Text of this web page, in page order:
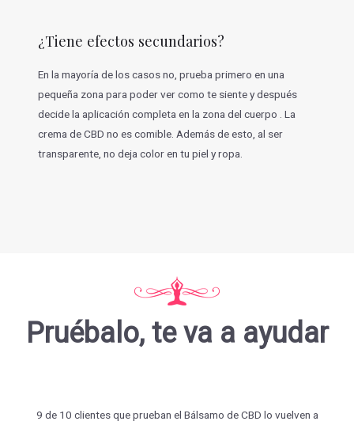
¿Tiene efectos secundarios?
En la mayoría de los casos no, prueba primero en una
pequeña zona para poder ver como te siente y después
decide la aplicación completa en la zona del cuerpo . La
crema de CBD no es comible. Además de esto, al ser
transparente, no deja color en tu piel y ropa.
Pruébalo, te va a ayudar
9 de 10 clientes que prueban el Bálsamo de CBD lo vuelven a